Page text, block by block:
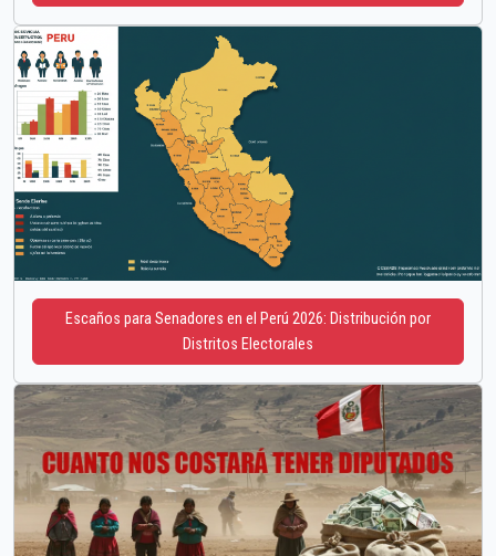
Escaños para Senadores en el Perú 2026: Distribución por
Distritos Electorales